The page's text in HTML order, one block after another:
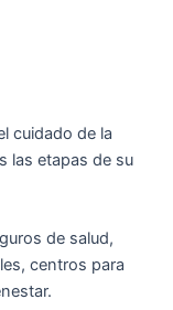
cuidado de la
las etapas de su
de salud,
centros para